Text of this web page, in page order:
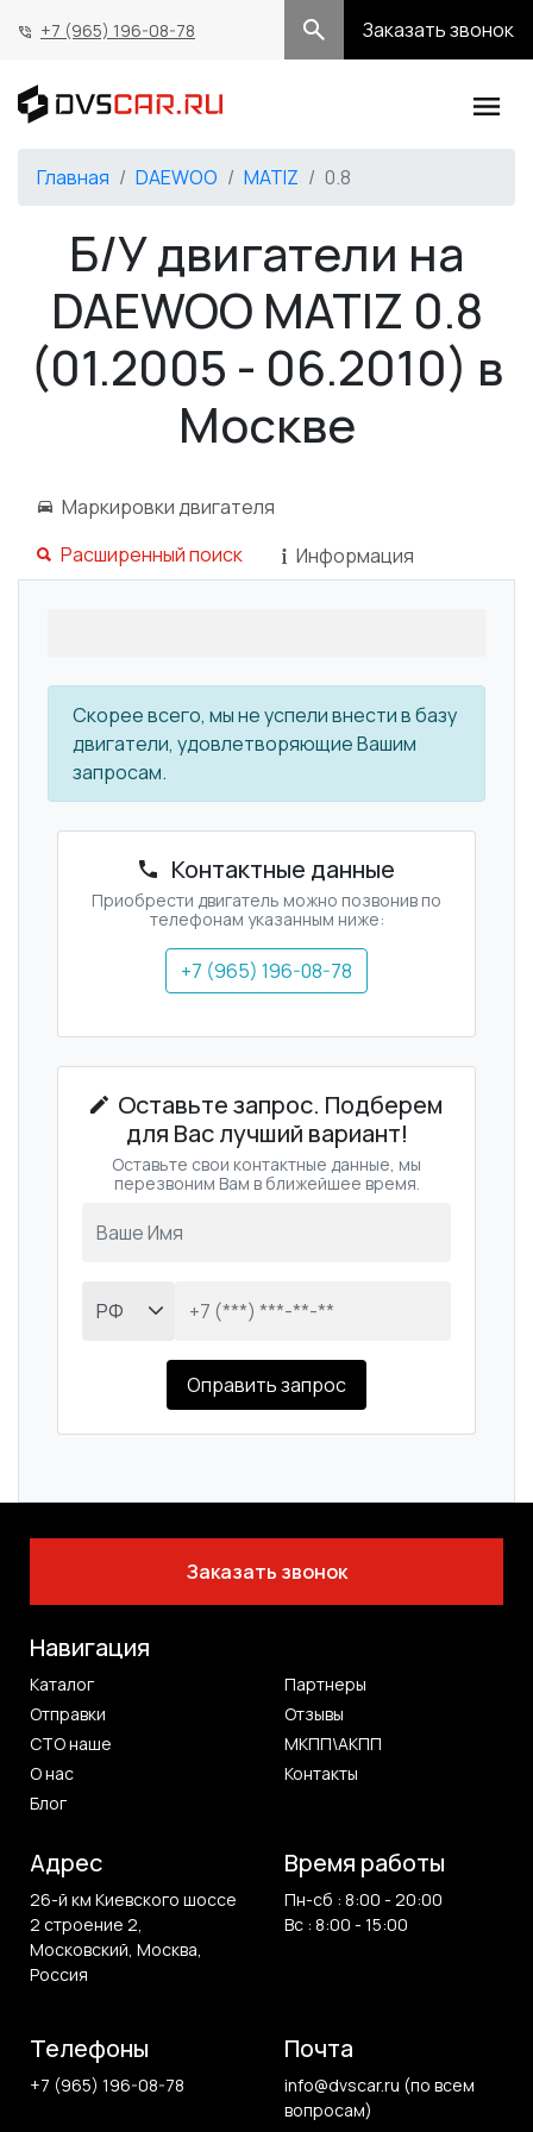
+7 (965) 196-08-78 Заказать звонок
Главная DAEWOO MATIZ 0.8
Б/У двигатели на
DAEWOO MATIZ 0.8
(01.2005 - 06.2010) в
Москве
Маркировки двигателя
Расширенный поиск
Информация
Скорее всего, мы не успели внести в базу
двигатели, удовлетворяющие Вашим
запросам.
Контактные данные
Приобрести двигатель можно позвонив по
телефонам указанным ниже:
+7 (965) 196-08-78
Оставьте запрос. Подберем
для Вас лучший вариант!
Оставьте свои контактные данные, мы
перезвоним Вам в ближейшее время.
Оправить запрос
Заказать звонок
Навигация
Каталог
Партнеры
Отправки
Отзывы
СТО наше
МКПП\АКПП
О нас
Контакты
Блог
Адрес
26-й км Киевского шоссе
2 строение 2,
Московский, Москва,
Россия
Время работы
Пн-сб : 8:00 - 20:00
Вс : 8:00 - 15:00
Телефоны
+7 (965) 196-08-78
Почта
info@dvscar.ru (по всем
вопросам)